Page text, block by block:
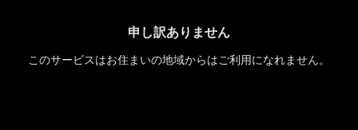
申し訳ありません
このサービスはお住まいの地域からはご利用になれません。